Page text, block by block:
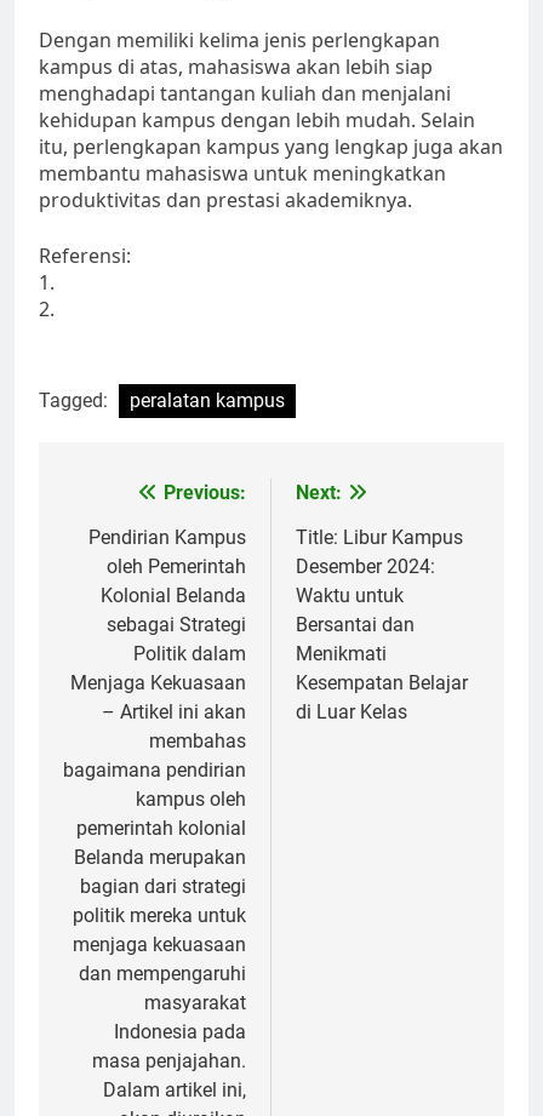
Dengan memiliki kelima jenis perlengkapan
kampus di atas, mahasiswa akan lebih siap
menghadapi tantangan kuliah dan menjalani
kehidupan kampus dengan lebih mudah. Selain
itu, perlengkapan kampus yang lengkap juga akan
membantu mahasiswa untuk meningkatkan
produktivitas dan prestasi akademiknya.
Referensi:
1.
2.
Tagged: peralatan kampus
navigation
Previous:
Pendirian Kampus
oleh Pemerintah
Kolonial Belanda
sebagai Strategi
Politik dalam
Menjaga Kekuasaan
– Artikel ini akan
membahas
bagaimana pendirian
kampus oleh
pemerintah kolonial
Belanda merupakan
bagian dari strategi
politik mereka untuk
menjaga kekuasaan
dan mempengaruhi
masyarakat
Indonesia pada
masa penjajahan.
Dalam artikel ini,
Next:
Title: Libur Kampus
Desember 2024:
Waktu untuk
Bersantai dan
Menikmati
Kesempatan Belajar
di Luar Kelas